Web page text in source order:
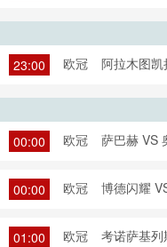
23:00
欧冠 阿拉木图
00:00
欧冠 萨巴赫 VS
00:00 欧冠 博德闪耀
01:00 欧冠 考诺萨基